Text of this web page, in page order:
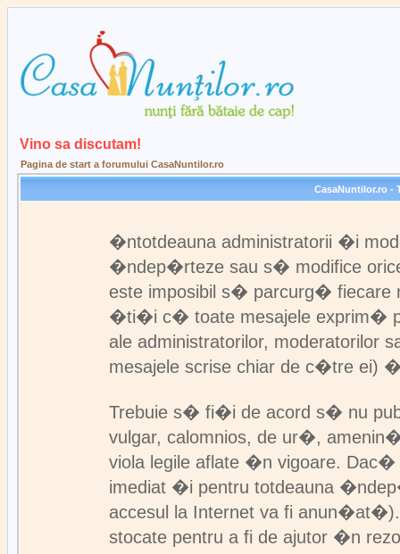
Vino sa discutam!
Pagina de start a forumului CasaNuntilor.ro
CasaNuntilor.ro -
�ntotdeauna administratorii �i
�ndep�rteze sau s� modifice
este imposibil s� parcurg�
�ti�i c� toate mesajele exprim�
ale administratorilor,
mesajele scrise chiar de c�tre ei)
Trebuie s� fi�i de acord s� nu
vulgar, calomnios, de ur�,
viola legile aflate �n vigoare.
imediat �i pentru totdeauna
accesul la Internet va fi
stocate pentru a fi de ajutor �n